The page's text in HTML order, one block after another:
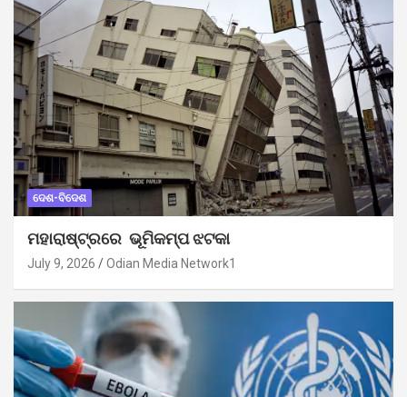
ଦେଶ-ବିଦେଶ
ମହାରାଷ୍ଟ୍ରରେ ଭୂମିକମ୍ପ ଝଟକା
July 9, 2026 Odian Media Network1